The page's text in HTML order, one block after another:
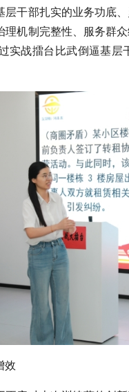
干部扎实的业务功底
机制完整性、服务群
实战擂台比武倒逼基
效